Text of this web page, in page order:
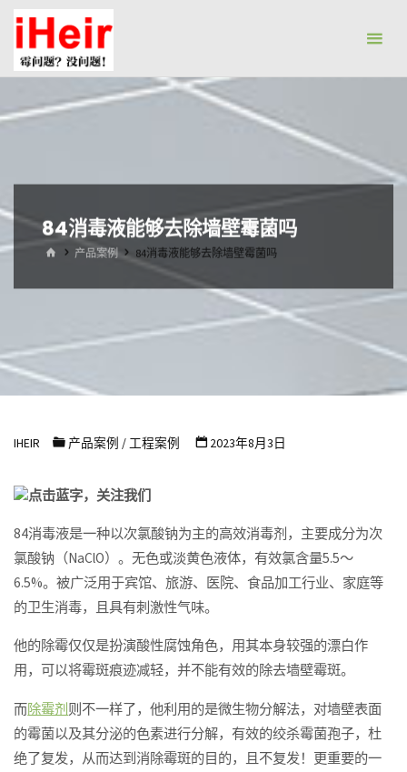
容。
抗
防
剂|
干
燥
广
艾
尔
霉
抗
菌
科
技
有
限
司
84消毒液能够去除墙壁霉菌吗
首 产品案例 84消毒液能够去除墙壁霉菌吗
IHEIR 产品案例 / 工程案例 2023年8月3日
点击蓝字，关注我们
84消毒液是一种以次氯酸钠为主的高效消毒剂，主要成分为次
氯酸钠（NaClO）。无色或淡黄色液体，有效氯含量5.5～
6.5%。被广泛用于宾馆、旅游、医院、食品加工行业、家庭等
的卫生消毒，且具有刺激性气味。
他的除霉仅仅是扮演酸性腐蚀角色，用其本身较强的漂白作
用，可以将霉斑痕迹减轻，并不能有效的除去墙壁霉斑。
而除霉剂则不一样了，他利用的是微生物分解法，对墙壁表面
的霉菌以及其分泌的色素进行分解，有效的绞杀霉菌孢子，杜
绝了复发，从而达到消除霉斑的目的，且不复发！更重要的一